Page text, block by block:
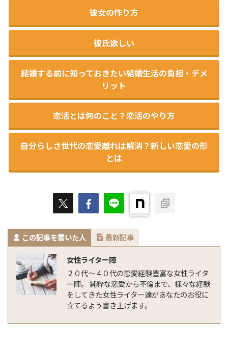
彼女の作り方
彼氏欲しい
結婚する前に知っておきたい結婚生活の負担・デメ
リット
恋活とは何のこと？恋活のやり方
自分らしさ世代の恋愛離れは解消？新しい恋愛の形
とは
この記事を書いた人 最新記事
女性ライター陣
２０代〜４０代の恋愛経験豊富な女性ライタ
ー陣。 純粋な恋愛から不倫まで、様々な経験
をしてきた女性ライター達があなたのお役に
立てるよう書き上げます。